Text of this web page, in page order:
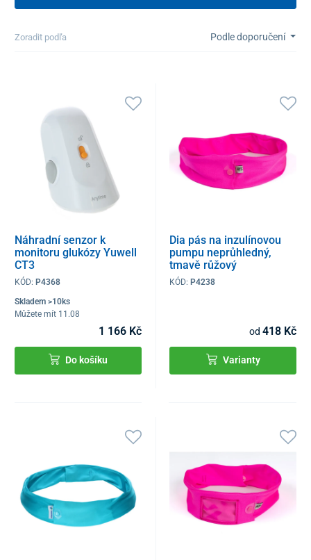
Zoradit podľa Podle doporučení
Náhradní senzor k
monitoru glukózy Yuwell
CT3
KÓD: P4368
Skladem >10ks
Můžete mít 11.08
1 166 Kč
Do košíku
Dia pás na inzulínovou
pumpu neprůhledný,
tmavě růžový
KÓD:P4238
od 418 Kč
Varianty